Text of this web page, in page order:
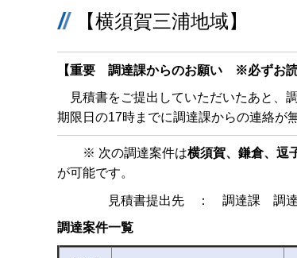
【横須賀三浦地域】
【重要 調達課からのお願い ※必ずお読
見積書をご提出していただいたあと、
期限日の17時までに調達課からの連絡が
※ 次の調達案件は横須賀、鎌倉、逗
が可能です。
見積書提出先 ： 調達課 調達グ
調達案件一覧